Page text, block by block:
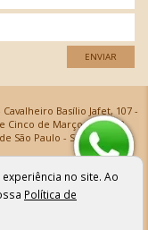
ENVIAR
Basílio Jafet, 107 -
Cinco de Março, 576 - SP,
São Paulo - SP
0001-18
não valem para nossa loja física e
de crédito sujeitas a análise e
no site. Ao
Política de